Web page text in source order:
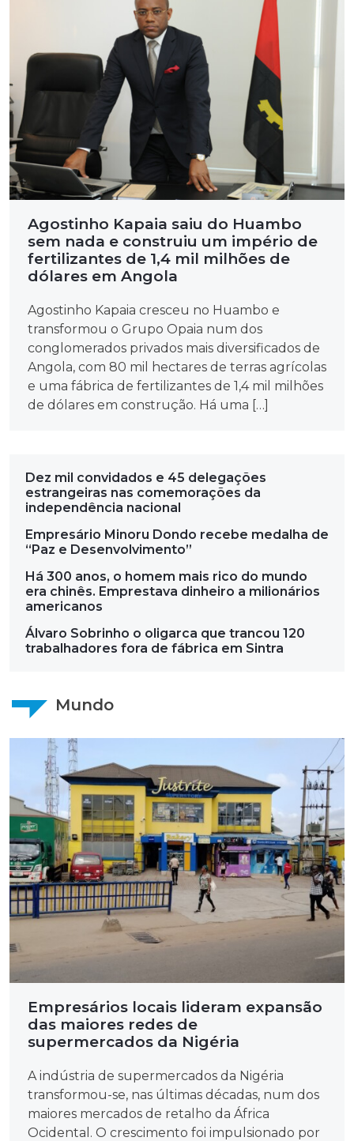
Agostinho Kapaia saiu do Huambo
sem nada e construiu um império de
fertilizantes de 1,4 mil milhões de
dólares em Angola
Agostinho Kapaia cresceu no Huambo e
transformou o Grupo Opaia num dos
conglomerados privados mais diversificados de
Angola, com 80 mil hectares de terras agrícolas
e uma fábrica de fertilizantes de 1,4 mil milhões
de dólares em construção. Há uma […]
Dez mil convidados e 45 delegações
estrangeiras nas comemorações da
independência nacional
Empresário Minoru Dondo recebe medalha de
“Paz e Desenvolvimento”
Há 300 anos, o homem mais rico do mundo
era chinês. Emprestava dinheiro a milionários
americanos
Álvaro Sobrinho o oligarca que trancou 120
trabalhadores fora de fábrica em Sintra
Mundo
Empresários locais lideram expansão
das maiores redes de
supermercados da Nigéria
A indústria de supermercados da Nigéria
transformou-se, nas últimas décadas, num dos
maiores mercados de retalho da África
Ocidental. O crescimento foi impulsionado por